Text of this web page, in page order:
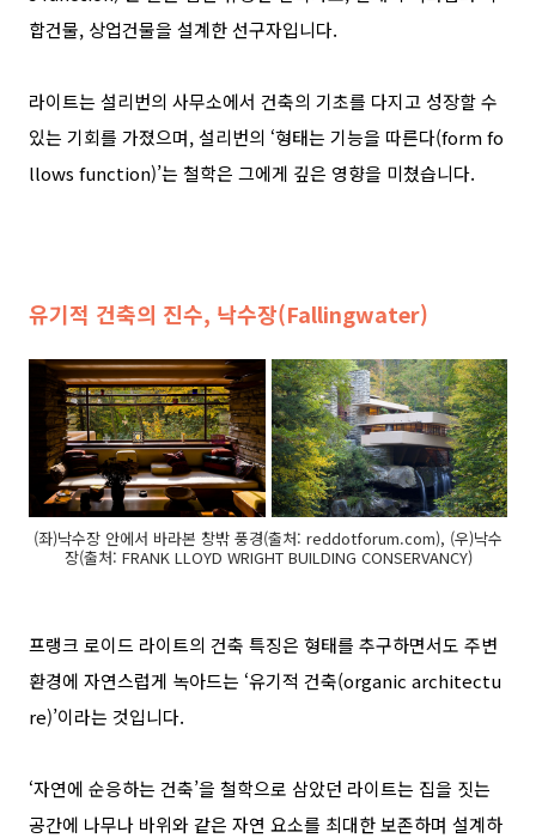
합건물, 상업건물을 설계한 선구자입니다.
라이트는 설리번의 사무소에서 건축의 기초를 다지고 성장할 수
있는 기회를 가졌으며,설리번의 ‘형태는 기능을 따른다(form fo
llows function)’는 철학은 그에게 깊은 영향을 미쳤습니다.
유기적 건축의 진수, 낙수장(Fallingwater)
(좌)낙수장 안에서 바라본 창밖 풍경(출처: reddotforum.com), (우)낙수
장(출처: FRANK LLOYD WRIGHT BUILDING CONSERVANCY)
프랭크 로이드 라이트의 건축 특징은 형태를 추구하면서도 주변
환경에 자연스럽게 녹아드는 ‘유기적 건축(organic architectu
re)’이라는 것입니다.
‘자연에 순응하는 건축’을 철학으로 삼았던 라이트는 집을 짓는
공간에 나무나 바위와 같은 자연 요소를 최대한 보존하며 설계하